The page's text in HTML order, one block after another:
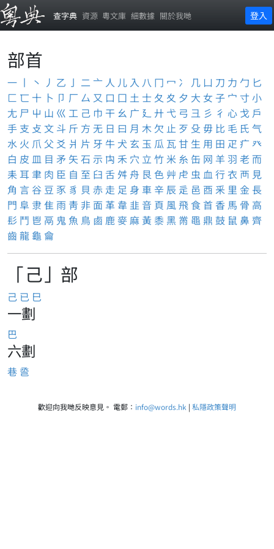
查字典 資源 粵文庫 細數據 關於我哋 登入
部首
一 丨 丶 丿 乙 亅 二 亠 人 儿 入 八 冂 冖 冫 几 凵 刀 力 勹 匕
匚 匸 十 卜 卩 厂 厶 又 口 囗 土 士 夂 夊 夕 大 女 子 宀 寸小
尢 尸 屮 山 巛 工 己 巾 干 幺 广 廴廾 弋 弓 彐 彡 彳 心 戈 戶
手 支 攴 文 斗 斤 方 无 日 曰 月 木欠 止 歹 殳 毋 比 毛 氏 气
水 火 爪 父 爻 爿 片 牙 牛 犬 玄 玉 瓜 瓦甘 生 用 田 疋 疒 癶
白 皮 皿 目 矛 矢 石 示 禸 禾 穴 立 竹米 糸 缶 网 羊 羽 老 而
耒 耳 聿 肉 臣 自 至 臼 舌舛舟 艮 色 艸 虍 虫 血行衣 襾 見
角 言 谷 豆 豕 豸 貝 赤 走 足 身 車 辛 辰 辵 邑 酉 釆 里 金 長
門 阜 隶 隹雨 靑 非 面 革 韋 韭 音 頁 風飛食首 香 馬 骨 高
髟 鬥 鬯 鬲 鬼 魚 鳥 鹵 鹿麥麻 黃 黍 黑 黹 黽鼎 鼓 鼠 鼻 齊
齒龍 龜 龠
「己」部
己 已 巳
一劃
巴
六劃
巷 巹
歡迎向我哋反映意見。 電郵： info@words.hk | 私隱政策聲明